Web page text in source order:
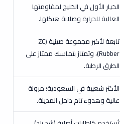
الخيار الأول في الخليج لمقاومتها
العالية للحرارة وصلابة هيكلها.
تابعة لأكبر مجموعة صينية (ZC
Rubber)، وتمتاز بتماسك ممتاز على
الطرق الرطبة.
الأكثر شعبية في السعودية؛ مرونة
عالية وهدوء تام داخل المدينة.